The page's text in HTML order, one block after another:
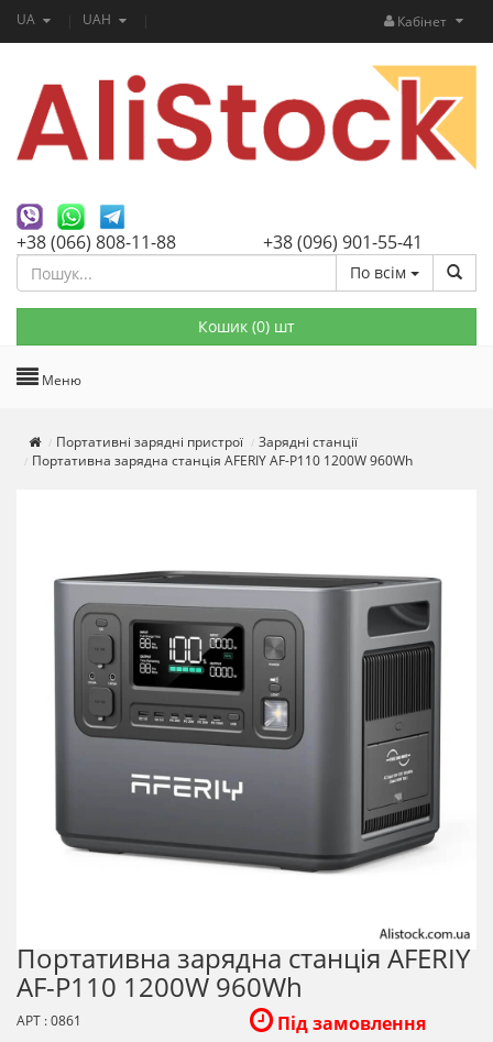
UA UAH Кабінет
+38 (066) 808-11-88 +38 (096) 901-55-41
По всім
Кошик (0) шт
Меню
Портативні зарядні пристрої
Зарядні станції
Портативна зарядна станція AFERIY AF-P110 1200W 960Wh
Портативна зарядна станція AFERIY
AF-P110 1200W 960Wh
Під замовлення
АРТ : 0861